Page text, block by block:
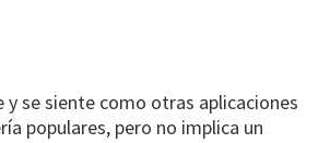
y se siente como otras aplicaciones
populares, pero no implica un